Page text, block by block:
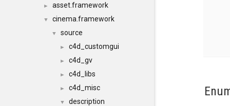
► asset.framework
▼ cinema.framework
▼ source
► c4d_customgui
► c4d_gv
► c4d_libs
► c4d_misc
▼
description